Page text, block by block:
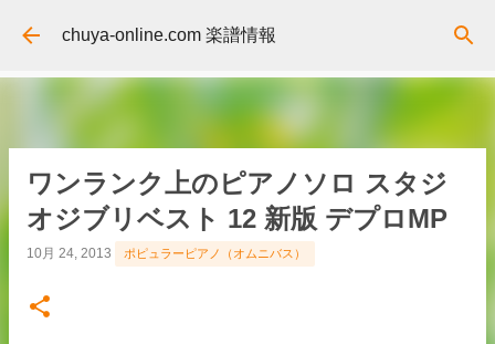
スキップしてメイン コンテンツに移動
chuya-online.com 楽譜情報
ワンランク上のピアノソロ スタジ
オジブリベスト 12 新版 デプロMP
10月 24, 2013 ポピュラーピアノ（オムニバス）